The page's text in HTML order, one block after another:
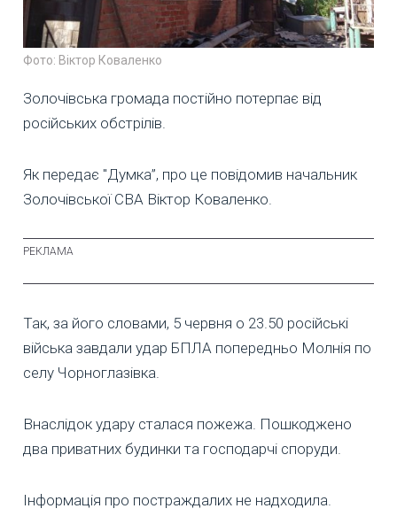
Фото: Віктор Коваленко
Золочівська громада постійно потерпає від
російських обстрілів.
Як передає "Думка”, про це повідомив начальник
Золочівської СВА Віктор Коваленко.
Так, за його словами, 5 червня о 23.50 російські
війська завдали удар БПЛА попередньо Молнія по
селу Чорноглазівка.
Внаслідок удару сталася пожежа. Пошкоджено
два приватних будинки та господарчі споруди.
Інформація про постраждалих не надходила.